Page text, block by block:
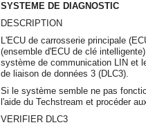
SYSTEME DE DIAGNOSTIC
DESCRIPTION
L'ECU de carrosserie principale
(ensemble d'ECU de clé
système de communication LIN et
de liaison de données 3 (DLC3).
Si le système semble ne pas
l'aide du Techstream et procéder
VERIFIER DLC3